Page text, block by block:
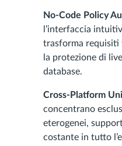
No-Code Policy
l’interfaccia
trasforma requisiti
la protezione di
database.
Cross-Platform
concentrano
eterogenei,
costante in tutto